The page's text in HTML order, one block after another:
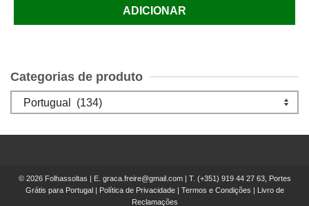
ADICIONAR
Categorias de produto
© 2026 Folhassoltas | E. graca.freire@gmail.com| T. (+351) 919 44 27 63, Portes
Grátis para Portugal | Política de Privacidade| Termos e Condições | Livro de
Reclamações